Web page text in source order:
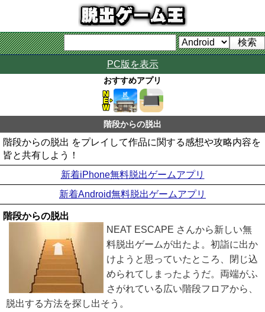
PC版を表示
おすすめアプリ
階段からの脱出
階段からの脱出 をプレイして作品に関する感想や攻略内容を
皆と共有しよう！
新着iPhone無料脱出ゲームアプリ
新着Android無料脱出ゲームアプリ
階段からの脱出
NEAT ESCAPE さんから新しい無
料脱出ゲームが出たよ。初詣に出か
けようと思っていたところ、閉じ込
められてしまったようだ。両端がふ
さがれている広い階段フロアから、
脱出する方法を探し出そう。